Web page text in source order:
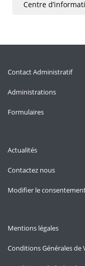
Centre
Contact Administratif
Administrations
Formulaires
Actualités
Contactez nous
Modifier le
Mentions légales
Conditions Générales de